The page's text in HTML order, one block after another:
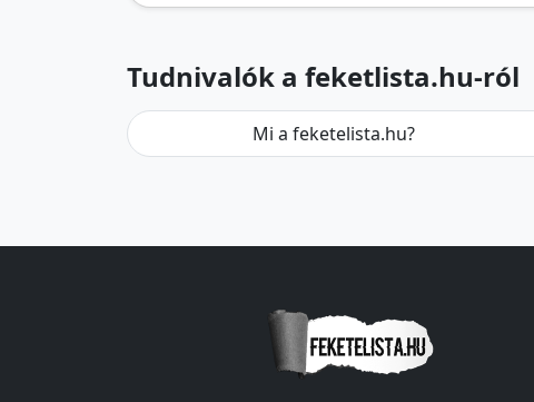
Tudnivalók a feketlista.hu-ról
Mi a feketelista.hu?